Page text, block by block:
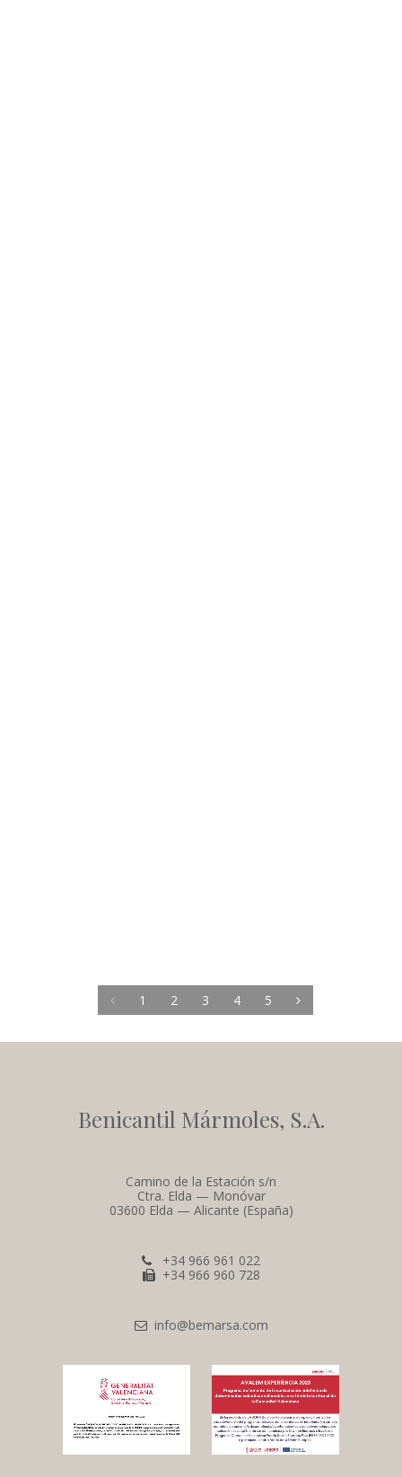
1 2 3 4 5
Benicantil Mármoles, S.A.
Camino de la Estación s/n
Ctra. Elda — Monóvar
03600 Elda — Alicante (España)
+34 966 961 022
+34 966 960 728
info@bemarsa.com